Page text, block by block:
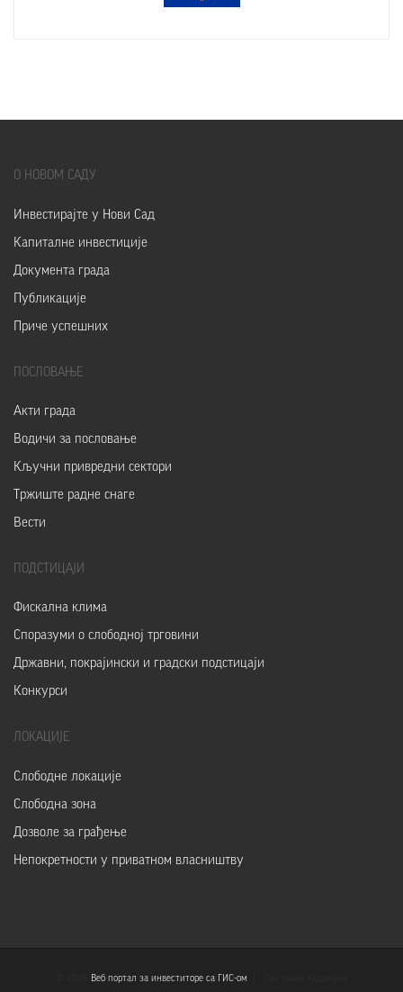
О НОВОМ САДУ
Инвестирајте у Нови Сад
Капиталне инвестиције
Документа града
Публикације
Приче успешних
ПОСЛОВАЊЕ
Акти града
Водичи за пословање
Кључни привредни сектори
Тржиште радне снаге
Вести
ПОДСТИЦАЈИ
Фискална клима
Споразуми о слободној трговини
Државни, покрајински и градски подстицаји
Конкурси
ЛОКАЦИЈЕ
Слободне локације
Слободна зона
Дозволе за грађење
Непокретности у приватном власништву
Веб портал за инвеститоре са ГИС-ом